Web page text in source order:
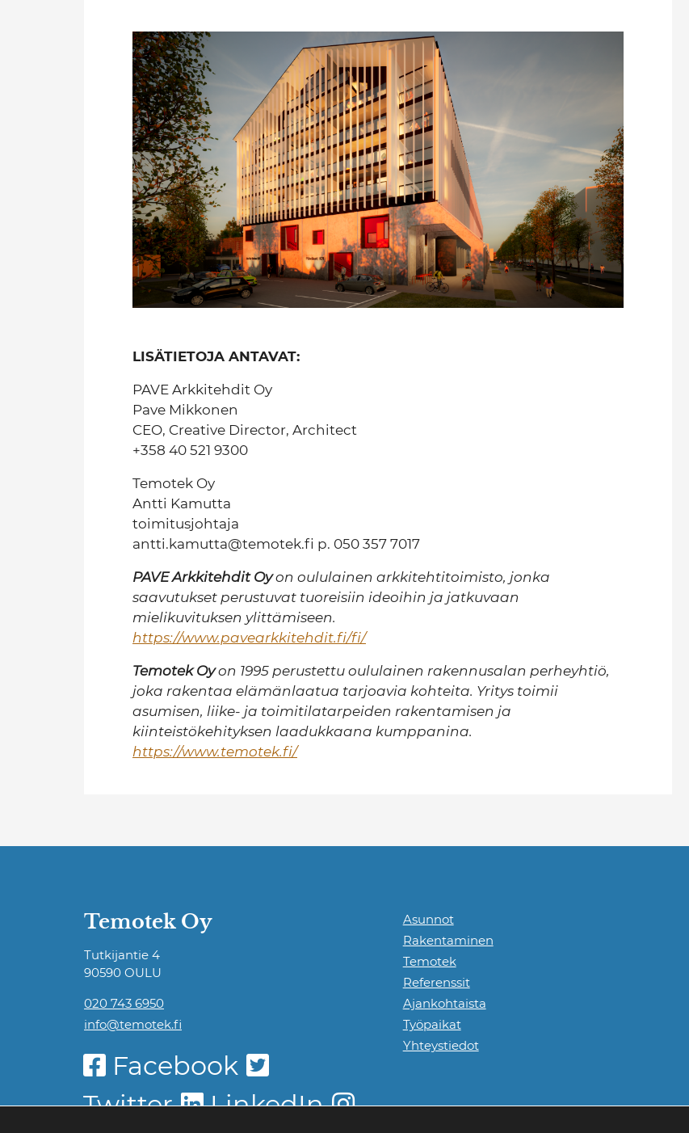
LISÄTIETOJA ANTAVAT:
PAVE Arkkitehdit Oy
Pave Mikkonen
CEO, Creative Director, Architect
+358 40 521 9300
Temotek Oy
Antti Kamutta
toimitusjohtaja
antti.kamutta@temotek.fi p. 050 357 7017
PAVE Arkkitehdit Oyon oululainen arkkitehtitoimisto, jonka
saavutukset perustuvat tuoreisiin ideoihin ja jatkuvaan
mielikuvituksen ylittämiseen.
https://www.pavearkkitehdit.fi/fi/
Temotek Oyon 1995 perustettu oululainen rakennusalan perheyhtiö,
joka rakentaa elämänlaatua tarjoavia kohteita. Yritys toimii
asumisen, liike- ja toimitilatarpeiden rakentamisen ja
kiinteistökehityksen laadukkaana kumppanina.
https://www.temotek.fi/
Temotek Oy
Tutkijantie 4
90590 OULU
020 743 6950
info@temotek.fi
Facebook
Twitter
LinkedIn
Asunnot
Rakentaminen
Temotek
Referenssit
Ajankohtaista
Työpaikat
Yhteystiedot